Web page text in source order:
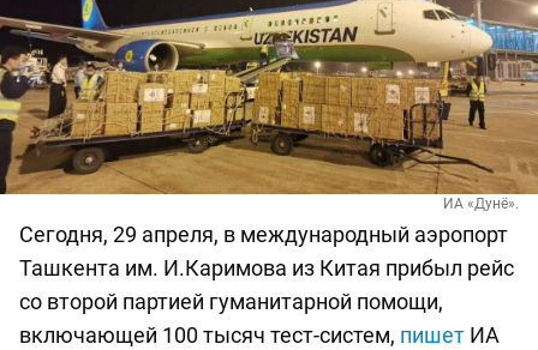
ИА «Дунё».
Сегодня, 29 апреля, в международный аэропорт
Ташкента им. И.Каримова из Китая прибыл рейс
со второй партией гуманитарной помощи,
включающей 100 тысяч тест-систем, пишет ИА